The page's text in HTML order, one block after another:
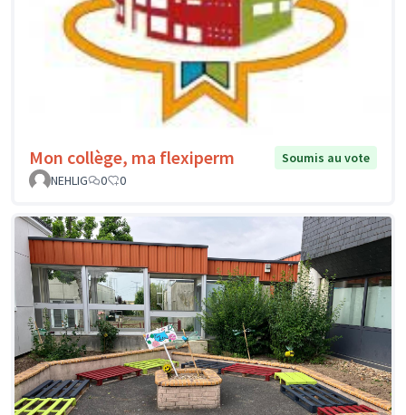
Mon collège, ma flexiperm
Soumis au vote
NEHLIG
0 0